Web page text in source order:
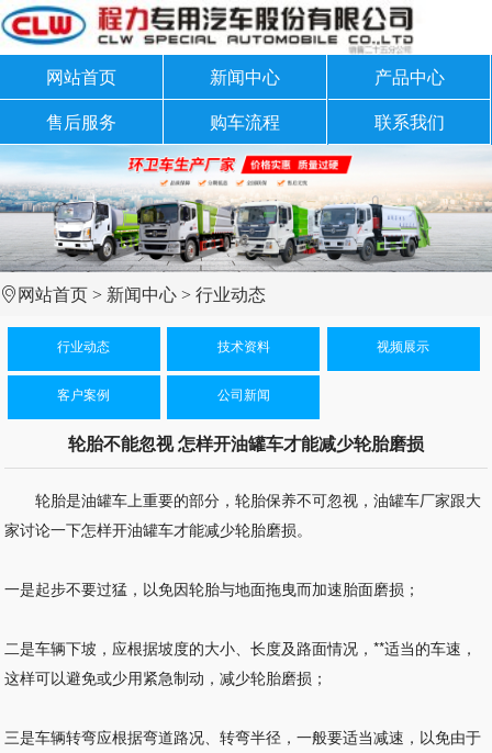
网站首页 新闻中心
产品中心
售后服务
购车流程 联系我们
网站首页 > 新闻中心 > 行业动态
行业动态 技术资料 视频展示
客户案例 公司新闻
轮胎不能忽视 怎样开油罐车才能减少轮胎磨损
轮胎是油罐车上重要的部分，轮胎保养不可忽视，油罐车厂家跟大
家讨论一下怎样开油罐车才能减少轮胎磨损。
一是起步不要过猛，以免因轮胎与地面拖曳而加速胎面磨损；
二是车辆下坡，应根据坡度的大小、长度及路面情况，**适当的车速，
这样可以避免或少用紧急制动，减少轮胎磨损；
三是车辆转弯应根据弯道路况、转弯半径，一般要适当减速，以免由于